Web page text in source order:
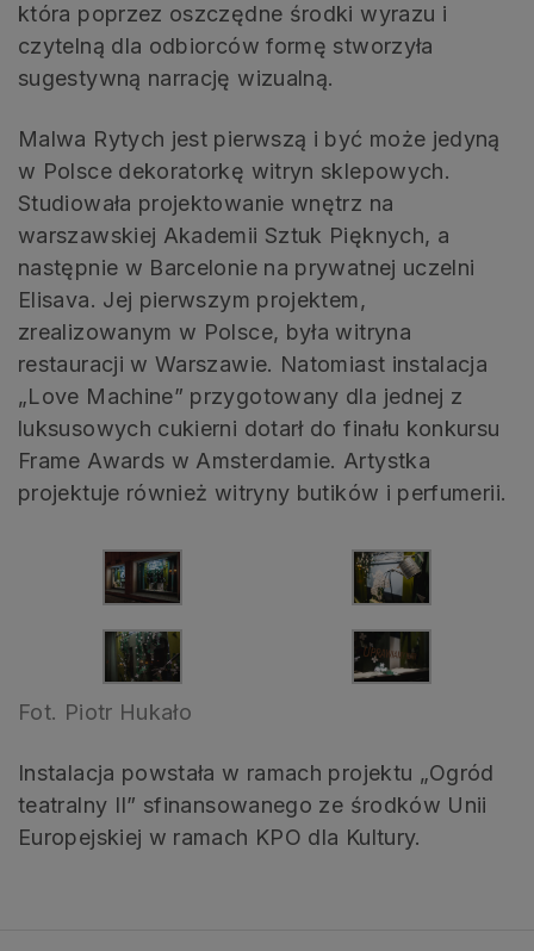
która poprzez oszczędne środki wyrazu i
czytelną dla odbiorców formę stworzyła
sugestywną narrację wizualną.
Malwa Rytych jest pierwszą i być może jedyną
w Polsce dekoratorkę witryn sklepowych.
Studiowała projektowanie wnętrz na
warszawskiej Akademii Sztuk Pięknych, a
następnie w Barcelonie na prywatnej uczelni
Elisava. Jej pierwszym projektem,
zrealizowanym w Polsce, była witryna
restauracji w Warszawie. Natomiast instalacja
„Love Machine” przygotowany dla jednej z
luksusowych cukierni dotarł do finału konkursu
Frame Awards w Amsterdamie. Artystka
projektuje również witryny butików i perfumerii.
Fot. Piotr Hukało
Instalacja powstała w ramach projektu „Ogród
teatralny II” sfinansowanego ze środków Unii
Europejskiej w ramach KPO dla Kultury.